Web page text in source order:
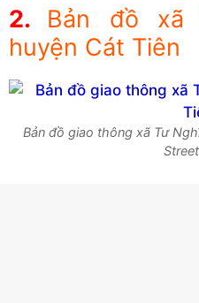
Bản đồ xã
huyện Cát Tiên
Bản đồ giao thông xã Tư